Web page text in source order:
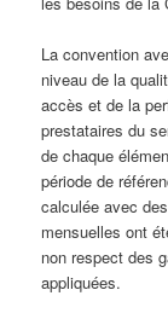
La convention
niveau de la
accès et de la
prestataires du
de chaque
période de
calculée avec
mensuelles ont
non respect des
appliquées.